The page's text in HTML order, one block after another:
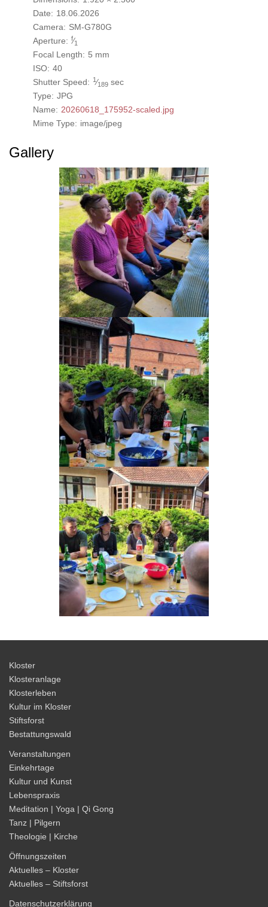
Date: 18.06.2026
Camera: SM-G780G
Aperture: f⁄1
Focal Length: 5 mm
ISO: 40
Shutter Speed: 1⁄189 sec
Type: JPG
Name: 20260618_175952-scaled.jpg
Mime Type: image/jpeg
Gallery
Kloster
Klosteranlage
Klosterleben
Kultur im Kloster
Stiftsforst
Bestattungswald
Veranstaltungen
Einkehrtage
Kultur und Kunst
Lebenspraxis
Meditation | Yoga | Qi Gong
Tanz | Pilgern
Theologie | Kirche
Öffnungszeiten
Aktuelles – Kloster
Aktuelles – Stiftsforst
Datenschutzerklärung